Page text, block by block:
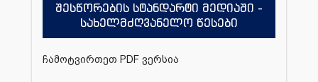
შესწორების სტანდარტი მედიაში -
სახელმძღვანელო წესები
ჩამოტვირთეთ PDF ვერსია